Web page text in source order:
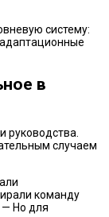
систему:
в
руководства.
случаем
команду
— Но для